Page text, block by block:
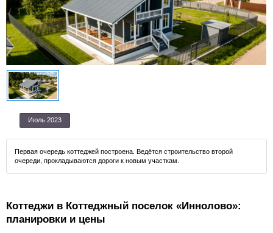
Июль 2023
Первая очередь коттеджей построена. Ведётся строительство второй
очереди, прокладываются дороги к новым участкам.
Коттеджи в Коттеджный поселок «Иннолово»:
планировки и цены